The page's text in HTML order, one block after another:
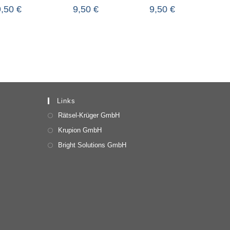
€ 9,50 € 9,50€
Links
Rätsel-Krüger GmbH
Krupion GmbH
Bright Solutions GmbH